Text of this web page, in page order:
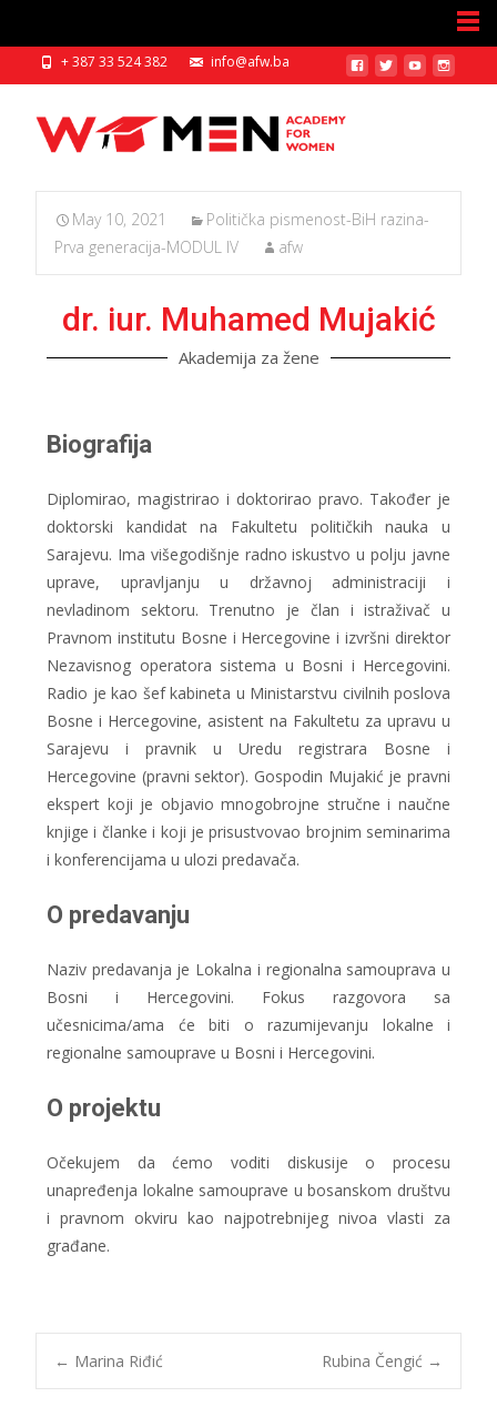
+ 387 33 524 382 info@afw.ba
May 10, 2021
Politička pismenost-BiH razina-
Prva generacija-MODUL IV
afw
dr. iur. Muhamed Mujakić
Akademija za žene
Biografija
Diplomirao, magistrirao i doktorirao pravo. Također je
doktorski kandidat na Fakultetu političkih nauka u
Sarajevu. Ima višegodišnje radno iskustvo u polju javne
uprave, upravljanju u državnoj administraciji i
nevladinom sektoru. Trenutno je član i istraživač u
Pravnom institutu Bosne i Hercegovine i izvršni direktor
Nezavisnog operatora sistema u Bosni i Hercegovini.
Radio je kao šef kabineta u Ministarstvu civilnih poslova
Bosne i Hercegovine, asistent na Fakultetu za upravu u
Sarajevu i pravnik u Uredu registrara Bosne i
Hercegovine (pravni sektor). Gospodin Mujakić je pravni
ekspert koji je objavio mnogobrojne stručne i naučne
knjige i članke i koji je prisustvovao brojnim seminarima
i konferencijama u ulozi predavača.
O predavanju
Naziv predavanja je Lokalna i regionalna samouprava u
Bosni i Hercegovini. Fokus razgovora sa
učesnicima/ama će biti o razumijevanju lokalne i
regionalne samouprave u Bosni i Hercegovini.
O projektu
Očekujem da ćemo voditi diskusije o procesu
unapređenja lokalne samouprave u bosanskom društvu
i pravnom okviru kao najpotrebnijeg nivoa vlasti za
građane.
← Marina Riđić Rubina Čengić →